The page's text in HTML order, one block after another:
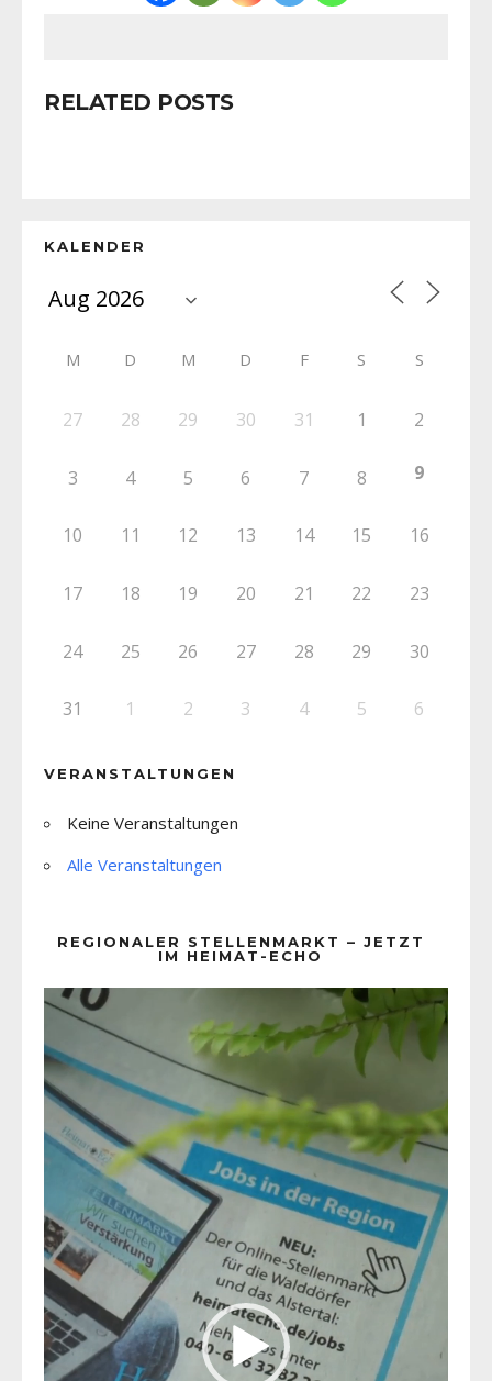
RELATED POSTS
KALENDER
M D M D F S S
27 28 29 30 31 1 2
3 4 5 6 7 8 9
10 11 12 13 14 15 16
17 18 19 20 21 22 23
24 25 26 27 28 29 30
31 1 2 3 4 5 6
VERANSTALTUNGEN
Keine Veranstaltungen
Alle Veranstaltungen
REGIONALER STELLENMARKT – JETZT
IM HEIMAT-ECHO
Player